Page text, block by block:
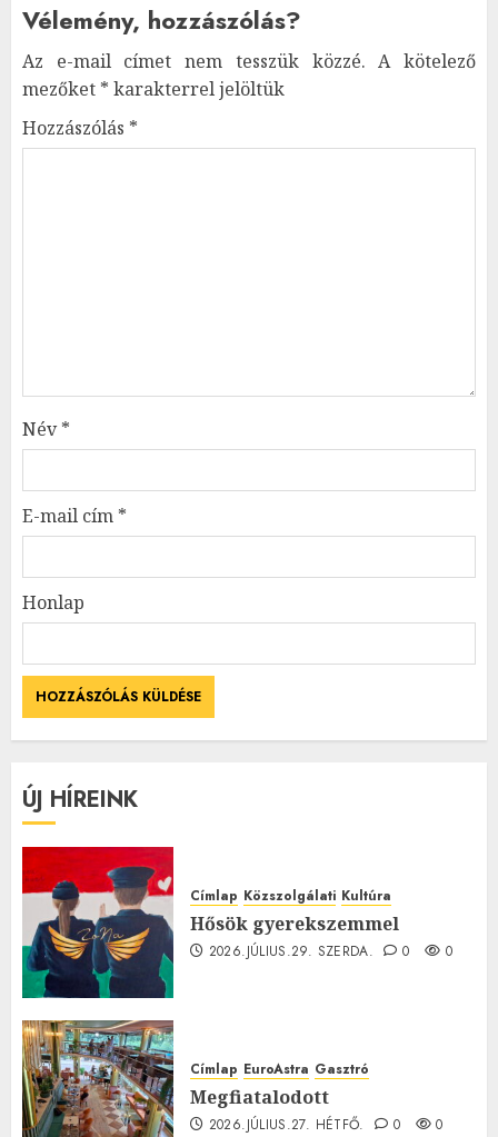
Vélemény, hozzászólás?
Az e-mail címet nem tesszük közzé. A kötelező
mezőket * karakterrel jelöltük
Hozzászólás *
Név*
E-mail cím *
Honlap
ÚJ HÍREINK
Címlap Közszolgálati Kultúra
Hősök gyerekszemmel
2026.JÚLIUS.29. SZERDA. 0 0
Címlap EuroAstra Gasztró
Megfiatalodott
2026.JÚLIUS.27. HÉTFŐ. 0 0